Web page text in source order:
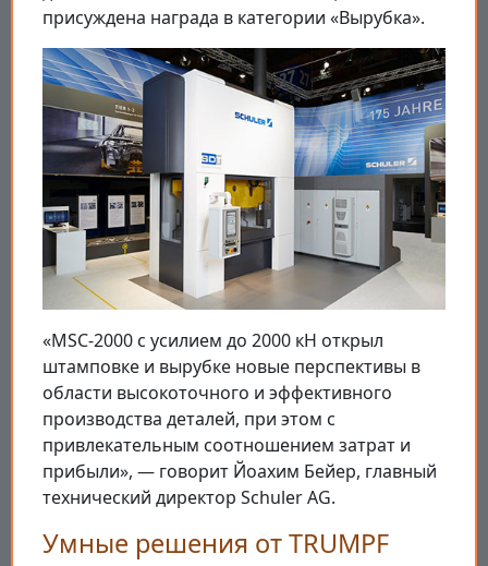
присуждена награда в категории «Вырубка».
«MSC-2000 с усилием до 2000 кН открыл
штамповке и вырубке новые перспективы в
области высокоточного и эффективного
производства деталей, при этом с
привлекательным соотношением затрат и
прибыли», — говорит Йоахим Бейер, главный
технический директор Schuler AG.
Умные решения от TRUMPF